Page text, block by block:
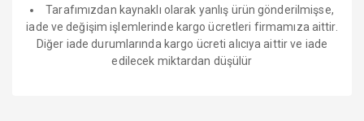
Tarafımızdan kaynaklı olarak yanlış ürün gönderilmişse,
iade ve değişim işlemlerinde kargo ücretleri firmamıza aittir.
Diğer iade durumlarında kargo ücreti alıcıya aittir ve iade
edilecek miktardan düşülür